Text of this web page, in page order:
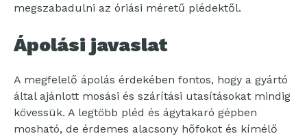
megszabadulni az óriási méretű plédektől.
Ápolási javaslat
A megfelelő ápolás érdekében fontos, hogy a gyártó
által ajánlott mosási és szárítási utasításokat mindig
kövessük. A legtöbb pléd és ágytakaró gépben
mosható, de érdemes alacsony hőfokot és kímélő